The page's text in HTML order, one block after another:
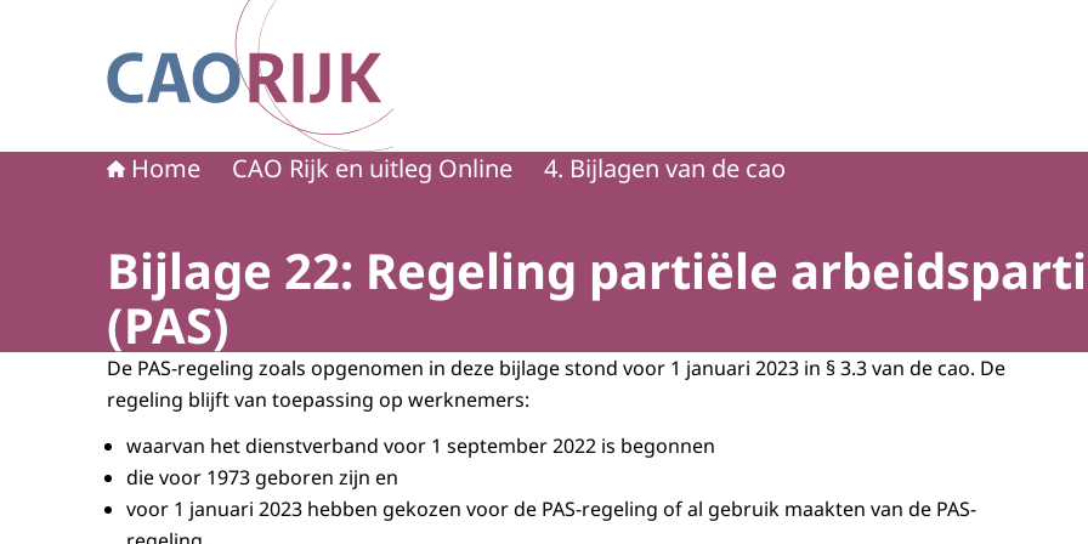
Naar de homepage van CAO Rijk
Home CAO Rijk en uitleg Online 4. Bijlagen van de cao
Bijlage 22: Regeling partiële
(PAS)
De PAS-regeling zoals opgenomen in deze bijlage stond voor 1 januari 2023 in § 3.3 van de cao. De
regeling blijft van toepassing op werknemers:
waarvan het dienstverband voor 1 september 2022 is begonnen
die voor 1973 geboren zijn en
voor 1 januari 2023 hebben gekozen voor de PAS-regeling of al gebruik maakten van de PAS-